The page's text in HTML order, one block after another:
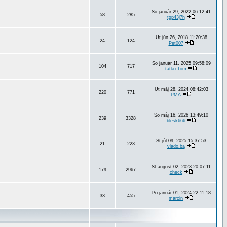
58 285
So január 29, 2022 06:12:41
tgp43j7h
24 124
Ut jún 26, 2018 11:20:38
Pet007
104 717
So január 11, 2025 09:58:09
tatko Tom
220 771
Ut máj 28, 2024 08:42:03
PMA
239 3328
So máj 16, 2026 13:49:10
blesk666
21 223
St júl 09, 2025 15:37:53
vlado.ba
179 2967
St august 02, 2023 20:07:11
check
33 455
Po január 01, 2024 22:11:18
marcin